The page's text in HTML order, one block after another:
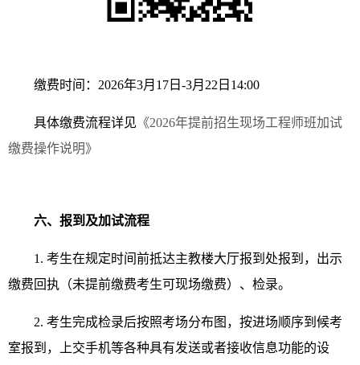
缴费时间：2026年3月17日-3月22日14:00
具体缴费流程详见 《2026年提前招生现场工程师班加试
缴费操作说明》
六、报到及加试流程
1. 考生在规定时间前抵达主教楼大厅报到处报到，出示
缴费回执（未提前缴费考生可现场缴费）、检录。
2. 考生完成检录后按照考场分布图，按进场顺序到候考
室报到，上交手机等各种具有发送或者接收信息功能的设